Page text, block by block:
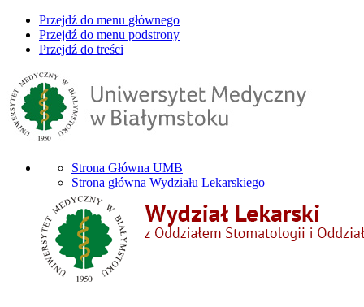
Przejdź do menu głównego
Przejdź do menu podstrony
Przejdź do treści
Strona Główna UMB
Strona główna Wydziału Lekarskiego